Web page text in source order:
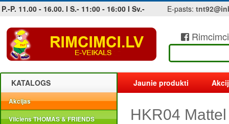
P.-P. 11.00 - 16.00. I S.- 11:00 - 16:00 I Sv.- E-pasts:
Jobs at sea and maritime vacancies
KATALOGS
Akcijas
Vilciens THOMAS & FRIENDS
Jaunie produkti
HKR04